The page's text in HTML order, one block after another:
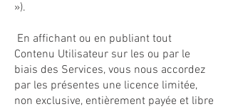
»).
En affichant ou en publiant tout
Contenu Utilisateur sur les ou par le
biais des Services, vous nous accordez
par les présentes une licence limitée,
non exclusive, entièrement payée et libre